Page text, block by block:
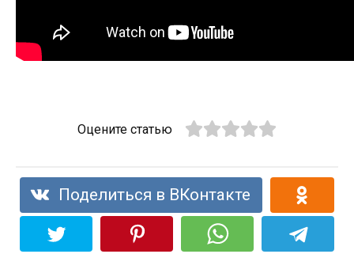
Оцените статью
Поделиться в ВКонтакте